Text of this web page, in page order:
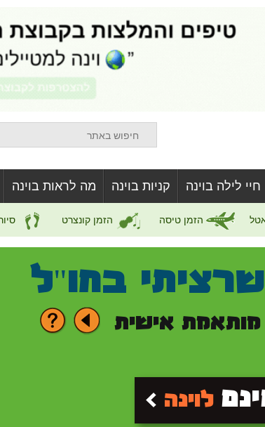
חיי לילה בוינה קניות בוינה מה לראות בוינה
הזמן טיסה הזמן קונצרט
בחו"ל
אישית
לוינה